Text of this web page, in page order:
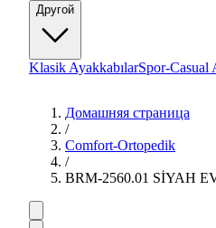
Другой
Klasik AyakkabılarSpor-Casual
Домашняя страница
/
Comfort-Ortopedik
/
BRM-2560.01 SİYAH